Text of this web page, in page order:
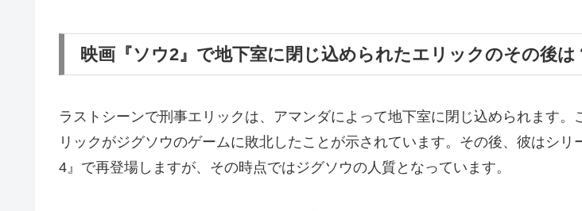
映画『ソウ2』で地下室に閉じ込められたエリックのその後は
ラストシーンで刑事エリックは、アマンダによって地下室に閉じ込められます。
リックがジグソウのゲームに敗北したことが示されています。その後、彼はシリ
4』で再登場しますが、その時点ではジグソウの人質となっています。